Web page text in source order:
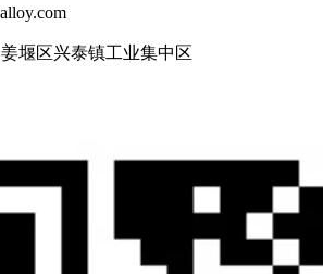
堰区兴泰镇工业集中区